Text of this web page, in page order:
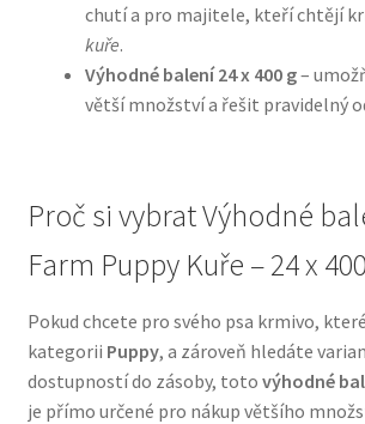
Hračky pro psy
Konzervy a kapsičky pro psy
Oblečky pro psy
Pamlsky pro psy
Pelíšky pro psy
Ortopedické pelíšky
chutí a pro majitele, kteří chtějí
kuře.
Výhodné balení 24 x 400 g–
větší množství a řešit pravidelný
Proč si vybrat Výhodné
Farm Puppy Kuře – 24 x
Pokud chcete pro svého psa krmivo,
kategorii Puppy, a zároveň hledáte
dostupností do zásoby, toto výhodné
je přímo určené pro nákup většího